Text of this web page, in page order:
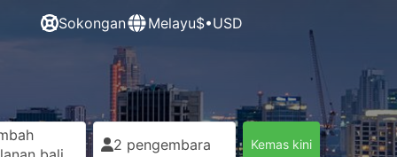
Sokongan Melayu$•USD
2 pengembara Kemas kini